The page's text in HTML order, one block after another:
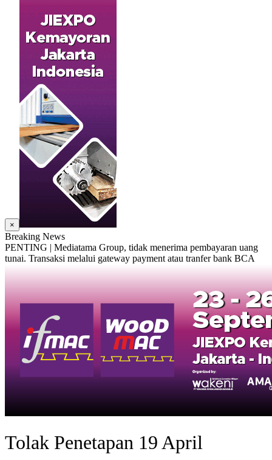
×
Breaking News
PENTING | Mediatama Group, tidak menerima pembayaran uang
tunai. Transaksi melalui gateway payment atau tranfer bank BCA
Tolak Penetapan 19 April